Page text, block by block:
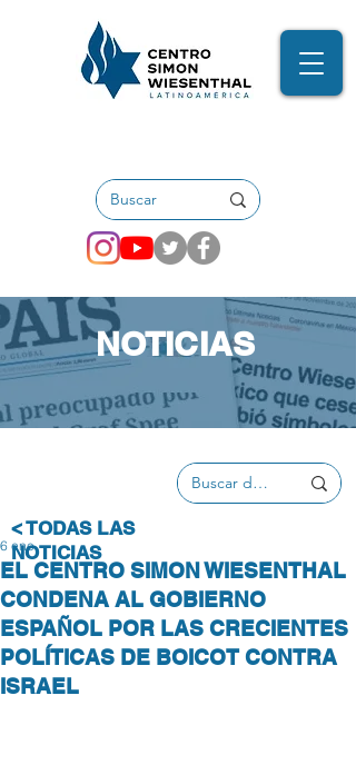
NOTICIAS
EL CENTRO SIMON WIESENTHAL
CONDENA AL GOBIERNO
ESPAÑOL POR LAS CRECIENTES
POLÍTICAS DE BOICOT CONTRA
ISRAEL
6 ene
< TODAS LAS
NOTICIAS